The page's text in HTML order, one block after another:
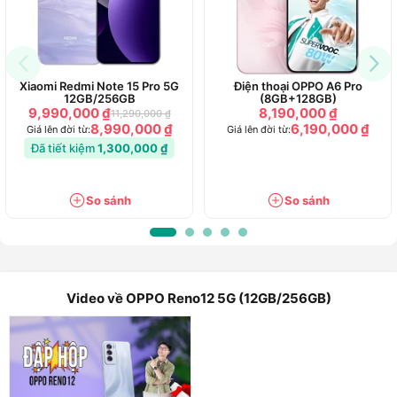
OPPO Reno 12 5G là một trong hai chiếc điện thoại thuộc
series Reno 12 mới củaOPPO
thiết kế mặt sau gợn sóng và màn hình ở mặt trước trang bị
tấm nền AMOLED cong 3D cực kì mới lạ. Với chipset
Xiaomi Redmi Note 15 Pro 5G
12GB/256GB
9,990,000 ₫11,290,000 ₫
Giá lên đời từ:8,990,000 ₫
Đã tiết kiệm1,300,000 ₫
So sánh
Điện thoại OPPO A6 Pro
(8GB+128GB)
8,190,000 ₫
Giá lên đời từ:6,190,000 ₫
So sánh
Video về OPPO Reno12 5G (12GB/256GB)